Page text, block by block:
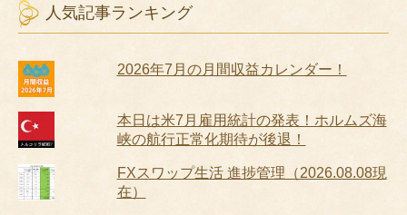
人気記事ランキング
2026年7月の月間収益カレンダー！
本日は米7月雇用統計の発表！ホルムズ海
峡の航行正常化期待が後退！
FXスワップ生活 進捗管理（2026.08.08現
在）